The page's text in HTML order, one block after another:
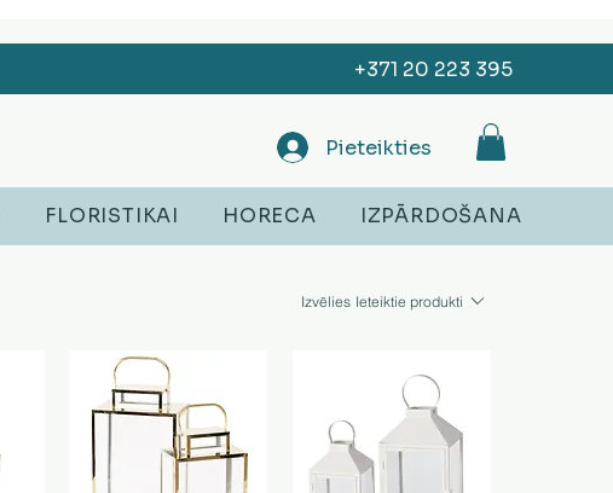
+371 20 223 395
Pieteikties
FLORISTIKAI HORECA IZPĀRDOŠANA
Izvēlies Ieteiktie produkti